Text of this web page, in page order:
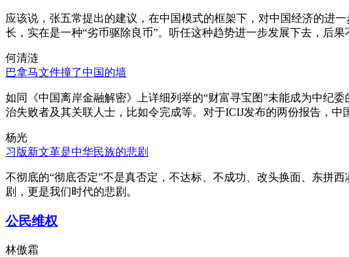
应该说，张五常提出的建议，在中国模式的框架下，对中国经济的进
长，实在是一种“劣币驱除良币”。听任这种趋势进一步发展下去，后果
何清涟
巴拿马文件撞了中国的墙
如同《中国离岸金融解密》上详细列举的“财富寻宝图”未能成为中纪
治失败者及其关联人士，比如令完成等。对于ICIJ发布的两份报告，中
杨光
习版新文革是中华民族的悲剧
不彻底的“彻底否定”不是真否定，不达标、不成功、改头换面、东拼
剧，更是我们时代的悲剧。
公民维权
林傲霜